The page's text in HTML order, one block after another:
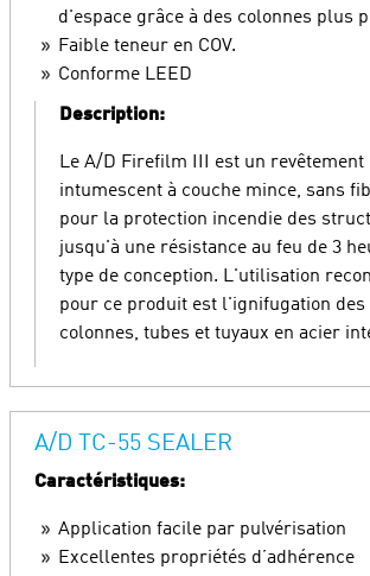
d'espace grâce à des colonnes plus
Faible teneur en COV.
Conforme LEED
Description:
Le A/D Firefilm III est un revêtement
intumescent à couche mince, sans
pour la protection incendie des
jusqu'à une résistance au feu de 3
type de conception. L'utilisation
pour ce produit est l'ignifugation des
colonnes, tubes et tuyaux en acier
A/D TC-55 SEALER
Caractéristiques:
Application facile par pulvérisation
Excellentes propriétés d’adhérence